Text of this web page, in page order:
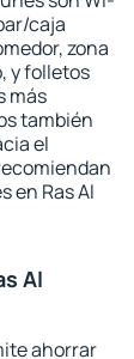
caja
zona
y folletos
más
también
el
en Ras Al
Al
ahorrar